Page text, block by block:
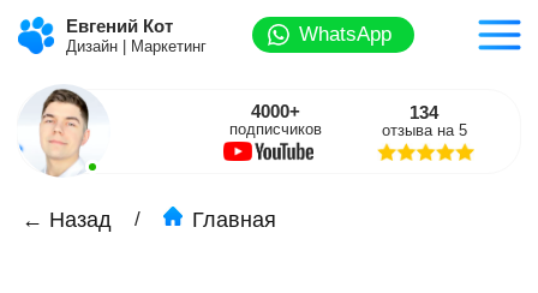
WhatsApp
← Назад
Евгений Кот
Дизайн | Маркетинг